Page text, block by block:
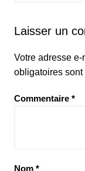
Laisser un
Votre adresse
obligatoires
Commentaire *
Nom *